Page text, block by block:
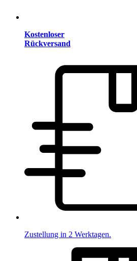
Kostenloser
Rückversand
Zustellung in 2 Werktagen.